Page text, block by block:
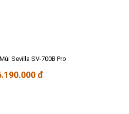
Sevilla SV-700B Pro
đ